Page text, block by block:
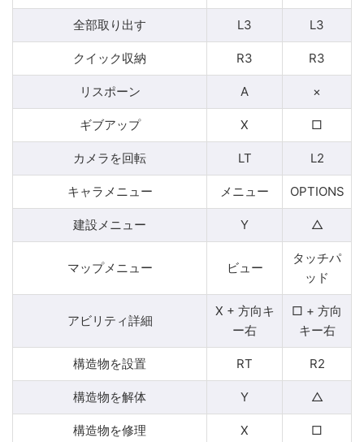
全部取り出す L3 L3
クイック収納 R3 R3
リスポーン A ×
ギブアップ X □
カメラを回転 LT L2
キャラメニュー メニュー OPTIONS
建設メニュー Y △
マップメニュー ビュー
タッチパ
ッド
アビリティ詳細
X + 方向キ
ー右
□ + 方向
キー右
構造物を設置 RT R2
構造物を解体 Y △
構造物を修理 X □